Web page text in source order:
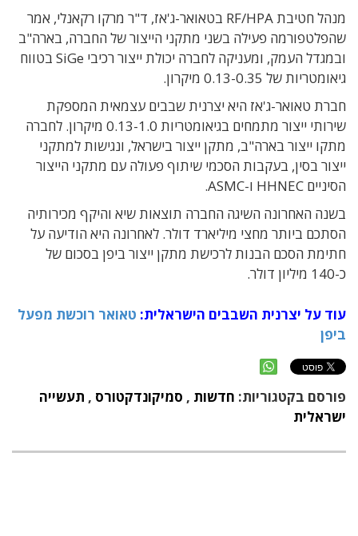
מנהל חטיבת RF/HPA בטאואר-ג'אז, ד"ר מרקו רקאנלי, אמר
שהפלטפורמה פעילה בשני מתקני הייצור של החברה, בארה"ב
ובמגדל העמק, ומעניקה לחברה יכולת ייצור רכיבי SiGe בטווח
גיאומטריות של 0.13-0.35 מיקרון.
חברת טאואר-ג'אז היא יצרנית שבבים עצמאית המספקת
שירותי ייצור מתמחים בגיאומטריות 0.13-1.0 מיקרון. לחברה
מתקו ייצור בארה"ב, מתקן ייצור בישראל, ונגישות למתקני
ייצור בסין, בעקבות הסכמי שיתוף פעולה עם מתקני הייצור
הסיניים HHNEC ו-ASMC.
בשנה האחרונה השיגה החברה תוצאות שיא והיקף מכירותיה
הסתכם ביותר מחצי מיליארד דולר. לאחרונה היא הודיעה על
חתימת הסכם הבנות לרכישת מתקן ייצור ביפן בסכום של
כ-140 מיליון דולר.
עוד על יצרנית השבבים הישראלית: טאואר רוכשת מפעל
ביפן
פורסם בקטגוריות: חדשות , סמיקונדקטורס , תעשייה
ישראלית